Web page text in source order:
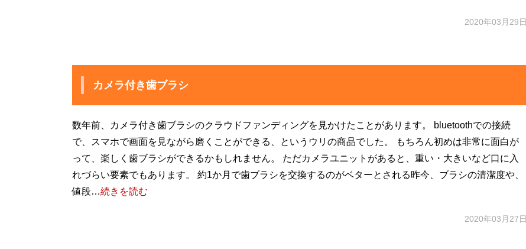
2020年03月29日
カメラ付き歯ブラシ
数年前、カメラ付き歯ブラシのクラウドファンディングを見かけたことがあります。 bluetoothでの接続
で、スマホで画面を見ながら磨くことができる、というウリの商品でした。 もちろん初めは非常に面白が
って、楽しく歯ブラシができるかもしれません。 ただカメラユニットがあると、重い・大きいなど口に入
れづらい要素でもあります。 約1か月で歯ブラシを交換するのがベターとされる昨今、ブラシの清潔度や、
値段…続きを読む
2020年03月27日